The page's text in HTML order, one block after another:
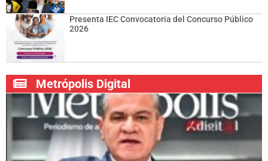
Presenta IEC Convocatoria del Concurso Público
2026
Metrópolis Digital